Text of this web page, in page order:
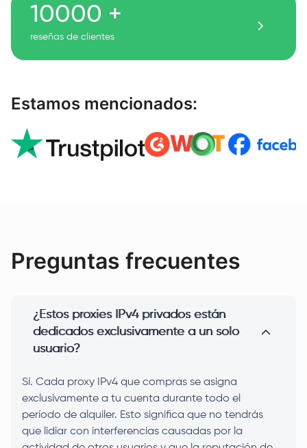
10000 +
reseñas de clientes
Estamos mencionados:
Preguntas frecuentes
¿Estos proxies IPv4 privados están
dedicados exclusivamente a un solo
usuario?
Sí. Cada proxy IPv4 que compras se asigna
exclusivamente a tu cuenta durante todo el
período de alquiler. Esto significa que no tendrás
que lidiar con interferencias causadas por la